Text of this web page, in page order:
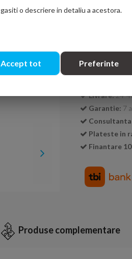
Transport
Livrare:24-
Garantie: 7
Plateste in
Finantare
Produse complementare
gasiti o descriere in detaliu a acestora.
Accept tot Preferinte